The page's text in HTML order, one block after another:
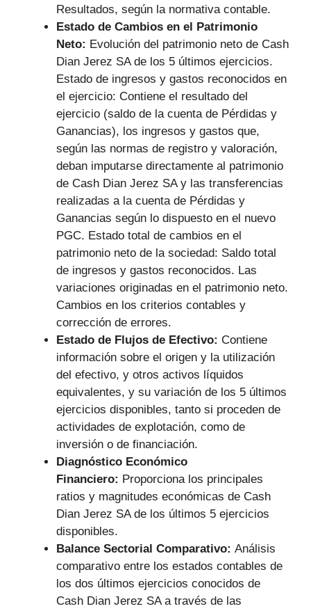
Resultados, según la normativa contable.
Estado de Cambios en el Patrimonio
Neto: Evolución del patrimonio neto de Cash
Dian Jerez SA de los 5 últimos ejercicios.
Estado de ingresos y gastos reconocidos en
el ejercicio: Contiene el resultado del
ejercicio (saldo de la cuenta de Pérdidas y
Ganancias), los ingresos y gastos que,
según las normas de registro y valoración,
deban imputarse directamente al patrimonio
de Cash Dian Jerez SA y las transferencias
realizadas a la cuenta de Pérdidas y
Ganancias según lo dispuesto en el nuevo
PGC. Estado total de cambios en el
patrimonio neto de la sociedad: Saldo total
de ingresos y gastos reconocidos. Las
variaciones originadas en el patrimonio neto.
Cambios en los criterios contables y
corrección de errores.
Estado de Flujos de Efectivo: Contiene
información sobre el origen y la utilización
del efectivo, y otros activos líquidos
equivalentes, y su variación de los 5 últimos
ejercicios disponibles, tanto si proceden de
actividades de explotación, como de
inversión o de financiación.
Diagnóstico Económico
Financiero: Proporciona los principales
ratios y magnitudes económicas de Cash
Dian Jerez SA de los últimos 5 ejercicios
disponibles.
Balance Sectorial Comparativo: Análisis
comparativo entre los estados contables de
los dos últimos ejercicios conocidos de
Cash Dian Jerez SA a través de las